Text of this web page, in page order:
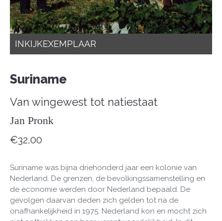
INKIJKEXEMPLAAR
Suriname
Van wingewest tot natiestaat
Jan Pronk
€32,00
Suriname was bijna driehonderd jaar een kolonie van
Nederland. De grenzen, de bevolkingssamenstelling en
de economie werden door Nederland bepaald. De
gevolgen daarvan deden zich gelden tot na de
onafhankelijkheid in 1975. Nederland kon en mocht zich